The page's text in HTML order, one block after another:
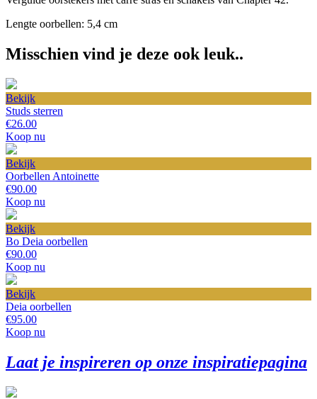
Lengte oorbellen: 5,4 cm
Misschien vind je deze ook leuk..
Bekijk
Studs sterren
€26.00
Koop nu
Bekijk
Oorbellen Antoinette
€90.00
Koop nu
Bekijk
Bo Deia oorbellen
€90.00
Koop nu
Bekijk
Deia oorbellen
€95.00
Koop nu
Laat je inspireren op onze inspiratiepagina